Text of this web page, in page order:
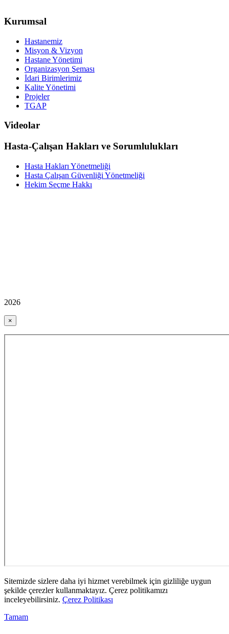
Kurumsal
Hastanemiz
Misyon & Vizyon
Hastane Yönetimi
Organizasyon Şeması
İdari Birimlerimiz
Kalite Yönetimi
Projeler
TGAP
Videolar
Hasta-Çalışan Hakları ve Sorumlulukları
Hasta Hakları Yönetmeliği
Hasta Çalışan Güvenliği Yönetmeliği
Hekim Seçme Hakkı
2026
×
Sitemizde sizlere daha iyi hizmet verebilmek için gizliliğe uygun
şekilde çerezler kullanmaktayız. Çerez politikamızı
inceleyebilirsiniz. Çerez Politikası
Tamam